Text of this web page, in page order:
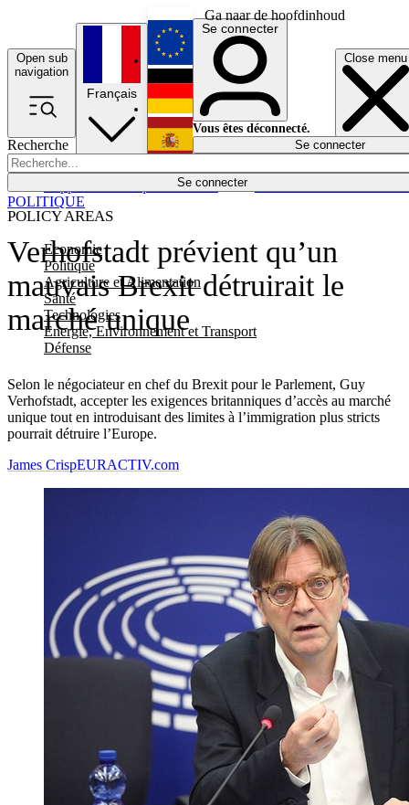
Ga naar de hoofdinhoud
Open sub
navigation
Close menu
Recherche
Se connecter
POLICY AREAS
Economie
Politique
Agriculture et Alimentation
Santé
Technologies
Energie, Environnement et Transport
Défense
Économie
Français
English
Deutsch
Español
Se connecter
Vous êtes déconnecté.
Se connecter
Verhofstadt prévient qu’un
mauvais Brexit détruirait le
marché unique
Selon le négociateur en chef du Brexit pour le Parlement, Guy
Verhofstadt, accepter les exigences britanniques d’accès au marché
unique tout en introduisant des limites à l’immigration plus stricts
pourrait détruire l’Europe.
POLITIQUE
James CrispEURACTIV.com